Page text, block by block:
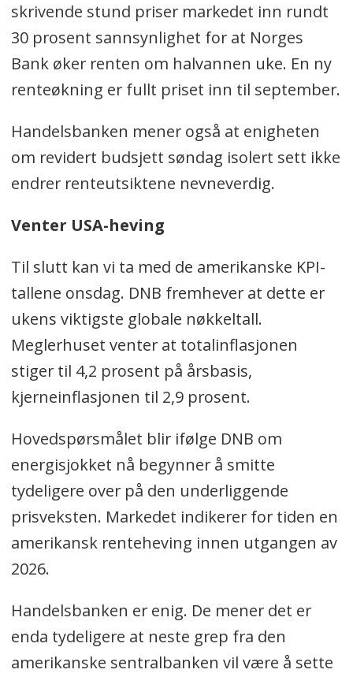
skrivende stund priser markedet inn rundt
30 prosent sannsynlighet for at Norges
Bank øker renten om halvannen uke. En ny
renteøkning er fullt priset inn til september.
Handelsbanken mener også at enigheten
om revidert budsjett søndag isolert sett ikke
endrer renteutsiktene nevneverdig.
Venter USA-heving
Til slutt kan vi ta med de amerikanske KPI-
tallene onsdag. DNB fremhever at dette er
ukens viktigste globale nøkkeltall.
Meglerhuset venter at totalinflasjonen
stiger til 4,2 prosent på årsbasis,
kjerneinflasjonen til 2,9 prosent.
Hovedspørsmålet blir ifølge DNB om
energisjokket nå begynner å smitte
tydeligere over på den underliggende
prisveksten. Markedet indikerer for tiden en
amerikansk renteheving innen utgangen av
2026.
Handelsbanken er enig. De mener det er
enda tydeligere at neste grep fra den
amerikanske sentralbanken vil være å sette